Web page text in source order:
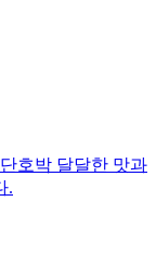
호박 달달한 맛과
.